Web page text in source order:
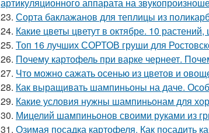
23. Сорта баклажанов для теплицы из
24. Какие цветы цветут в октябре. 10
25. Топ 16 лучших СОРТОВ груши для
26. Почему картофель при варке чернеет.
27. Что можно сажать осенью из цветов и
28. Как выращивать шампиньоны на даче.
29. Какие условия нужны шампиньонам для
30. Мицелий шампиньонов своими руками из
31. Озимая посадка картофеля. Как посадить